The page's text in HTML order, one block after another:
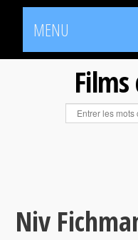
MENU
Films
Niv